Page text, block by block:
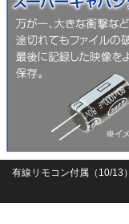
有線リモコン付属（10/13）